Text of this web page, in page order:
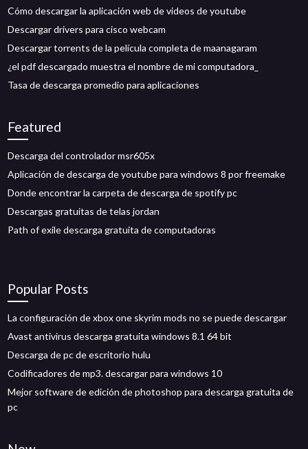
Cómo descargar la aplicación web de videos de youtube
Descargar drivers para cisco webcam
Descargar torrents de la película completa de maanagaram
¿el pdf descargado muestra el nombre de mi computadora_
Tasa de descarga promedio para aplicaciones
Featured
Descarga del controlador msr605x
Aplicación de descarga de youtube para windows 8 por freemake
Donde encontrar la carpeta de descarga de spotify pc
Descargas gratuitas de telas jordan
Path of exile descarga gratuita de computadoras
Popular Posts
La configuración de xbox one skyrim mods no se puede descargar
Avast antivirus descarga gratuita windows 8.1 64 bit
Descarga de pc de escritorio hulu
Codificadores de mp3. descargar para windows 10
Mejor software de edición de photoshop para descarga gratuita de
pc